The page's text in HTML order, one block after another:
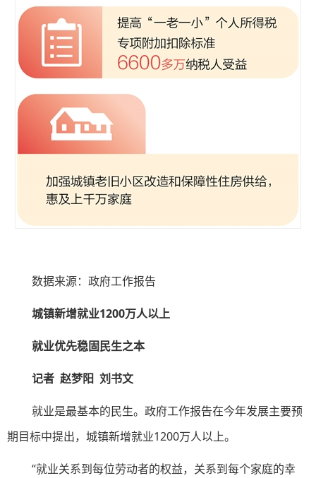
数据来源：政府工作报告
城镇新增就业1200万人以上
就业优先稳固民生之本
记者 赵梦阳 刘书文
就业是最基本的民生。政府工作报告在今年发展主要预
期目标中提出，城镇新增就业1200万人以上。
“就业关系到每位劳动者的权益，关系到每个家庭的幸